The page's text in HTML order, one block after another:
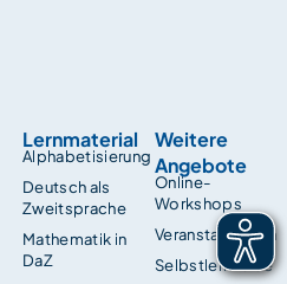
Lernmaterial
Alphabetisierung
Deutsch als
Zweitsprache
Mathematik in
DaZ
Weitere
Angebote
Online-
Workshops
Veranstaltungen
Selbstlernkurse